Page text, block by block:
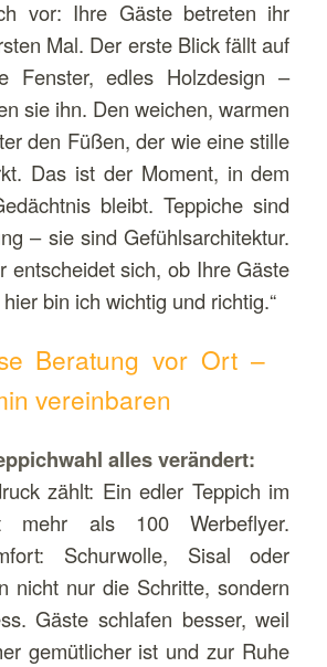
vor: Ihre Gäste betreten ihr
Mal. Der erste Blick fällt auf
Fenster, edles Holzdesign –
sie ihn. Den weichen, warmen
den Füßen, der wie eine stille
Das ist der Moment, in dem
bleibt. Teppiche sind
– sie sind Gefühlsarchitektur.
entscheidet sich, ob Ihre Gäste
bin ich wichtig und richtig.“
Beratung vor Ort –
vereinbaren
alles verändert:
zählt: Ein edler Teppich im
mehr als 100 Werbeflyer.
Schurwolle, Sisal oder
nicht nur die Schritte, sondern
Gäste schlafen besser, weil
gemütlicher ist und zur Ruhe